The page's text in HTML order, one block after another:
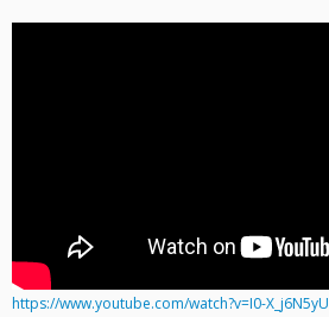
https://www.youtube.com/watch?v=I0-X_j6N5yU